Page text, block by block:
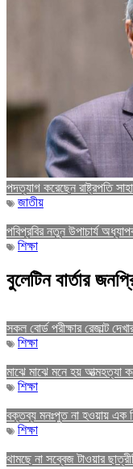
পদত্যাগ করেছেন রাষ্ট্রপতি
জাতীয়
পবিপ্রবির নতুন উপাচার্য
শিক্ষা
বুলেটিন বার্তার
সকল বোর্ড পরীক্ষার রেজাল্ট
শিক্ষা
মাঝে মাঝে মনে হয় আত্মহত্যা
শিক্ষা
বক্তব্য মনঃপুত না হওয়ায় এক
শিক্ষা
থামছে না সব্বেজ টাওয়ার